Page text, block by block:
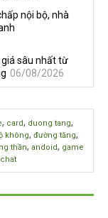
nội bộ, nhà
giá sâu nhất từ
06/08/2026
, card, duong tang,
không, đường tăng,
thần, andoid, game
chat